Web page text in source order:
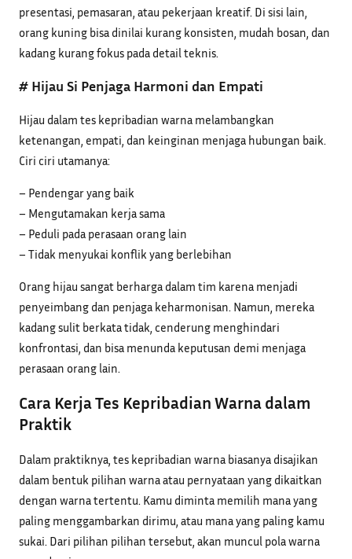
presentasi, pemasaran, atau pekerjaan kreatif. Di sisi lain,
orang kuning bisa dinilai kurang konsisten, mudah bosan, dan
kadang kurang fokus pada detail teknis.
# Hijau Si Penjaga Harmoni dan Empati
Hijau dalam tes kepribadian warna melambangkan
ketenangan, empati, dan keinginan menjaga hubungan baik.
Ciri ciri utamanya:
– Pendengar yang baik
– Mengutamakan kerja sama
– Peduli pada perasaan orang lain
– Tidak menyukai konflik yang berlebihan
Orang hijau sangat berharga dalam tim karena menjadi
penyeimbang dan penjaga keharmonisan. Namun, mereka
kadang sulit berkata tidak, cenderung menghindari
konfrontasi, dan bisa menunda keputusan demi menjaga
perasaan orang lain.
Cara Kerja Tes Kepribadian Warna dalam
Praktik
Dalam praktiknya, tes kepribadian warna biasanya disajikan
dalam bentuk pilihan warna atau pernyataan yang dikaitkan
dengan warna tertentu. Kamu diminta memilih mana yang
paling menggambarkan dirimu, atau mana yang paling kamu
sukai. Dari pilihan pilihan tersebut, akan muncul pola warna